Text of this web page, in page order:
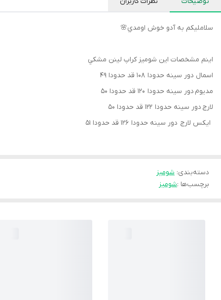
سلامليكم به آدو خوش اومدي🌸
اينم مشخصات اين شوميز كراپ لينن مشكي
اسمال دور سینه حدودا 108 قد حدودا 49
مدیوم دور سینه حدودا 120 قد حدودا 50
لارج دور سینه حدودا 122 قد حدودا 50
ایکس لارج دور سینه حدودا 126 قد حدودا 51
دسته‌بندی: شوميز
برچسب‌ها :شومیز